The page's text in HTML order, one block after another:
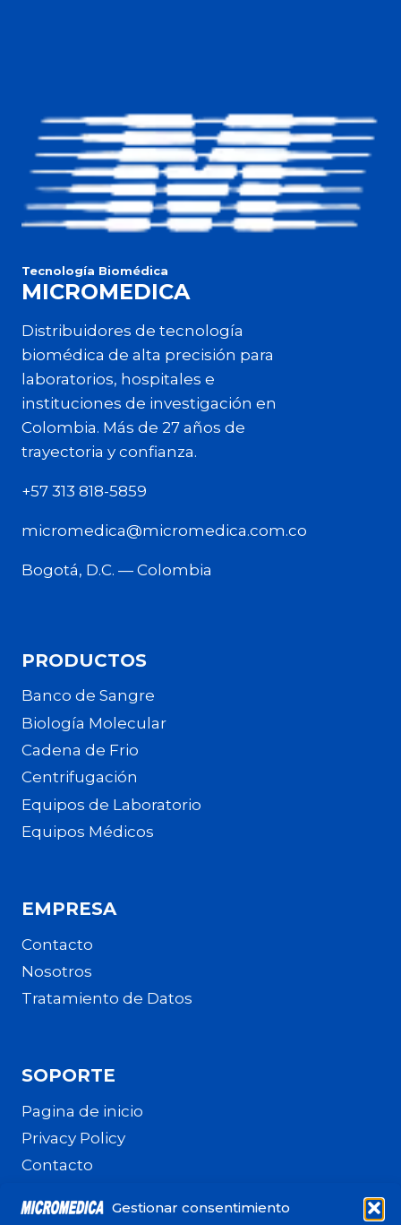
Gestionar consentimiento
Tecnología Biomédica
MICROMEDICA
Distribuidores de tecnología
biomédica de alta precisión para
laboratorios, hospitales e
instituciones de investigación en
Colombia. Más de 27 años de
trayectoria y confianza.
+57 313 818-5859
micromedica@micromedica.com.co
Bogotá, D.C. — Colombia
PRODUCTOS
Banco de Sangre
Biología Molecular
Cadena de Frio
Centrifugación
Equipos de Laboratorio
Equipos Médicos
EMPRESA
Contacto
Nosotros
Tratamiento de Datos
SOPORTE
Pagina de inicio
Privacy Policy
Contacto
Política de cookies (UE)